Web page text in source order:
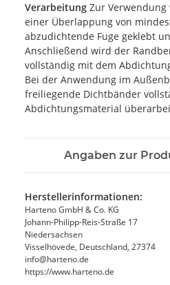
Verarbeitung Zur
einer Überlappung von
abzudichtende Fuge geklebt
Anschließend wird der
vollständig mit dem
Bei der Anwendung im
freiliegende Dichtbänder
Abdichtungsmaterial
Angaben zur
Herstellerinformationen:
Harteno GmbH & Co. KG
Johann-Philipp-Reis-Straße 17
Niedersachsen
Visselhövede, Deutschland, 27374
info@harteno.de
https://www.harteno.de